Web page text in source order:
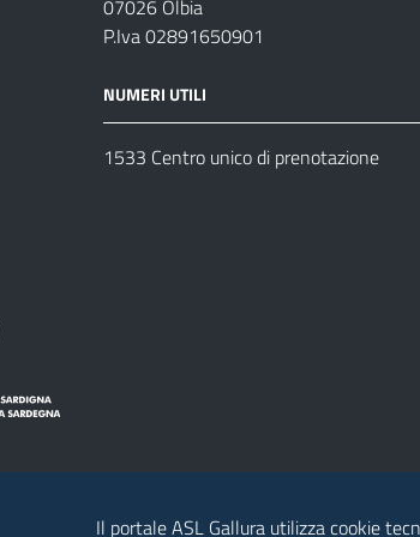
07026 Olbia
P.Iva 02891650901
NUMERI UTILI
1533 Centro unico di prenotazione
Il portale ASL Gallura utilizza cookie